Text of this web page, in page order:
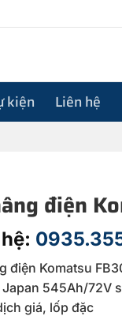
kiện Liên hệ
điện
điện Komatsu
545Ah/72V
giá, lốp đặc